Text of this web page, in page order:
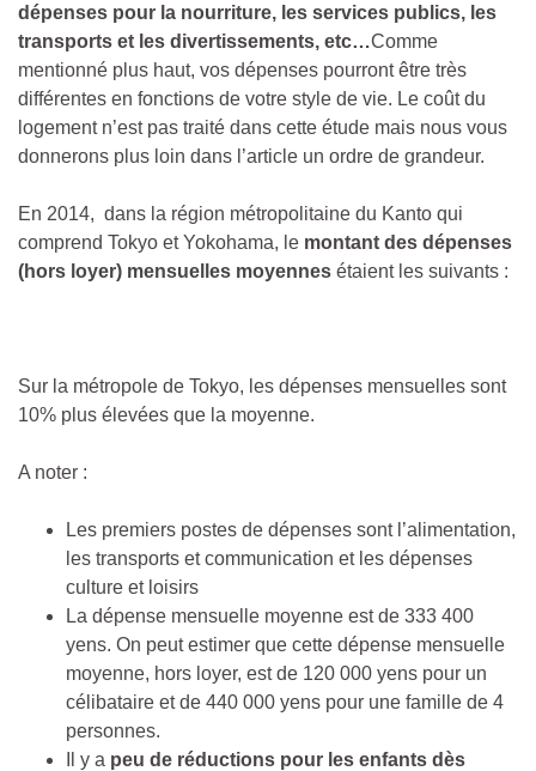
dépenses pour la nourriture, les services publics, les
transports et les divertissements, etc…Comme
mentionné plus haut, vos dépenses pourront être très
différentes en fonctions de votre style de vie. Le coût du
logement n’est pas traité dans cette étude mais nous vous
donnerons plus loin dans l’article un ordre de grandeur.
En 2014, dans la région métropolitaine du Kanto qui
comprend Tokyo et Yokohama, le montant des dépenses
(hors loyer) mensuelles moyennes étaient les suivants :
Sur la métropole de Tokyo, les dépenses mensuelles sont
10% plus élevées que la moyenne.
A noter :
Les premiers postes de dépenses sont l’alimentation,
les transports et communication et les dépenses
culture et loisirs
La dépense mensuelle moyenne est de 333 400
yens. On peut estimer que cette dépense mensuelle
moyenne, hors loyer, est de 120 000 yens pour un
célibataire et de 440 000 yens pour une famille de 4
personnes.
Il y a peu de réductions pour les enfants dès